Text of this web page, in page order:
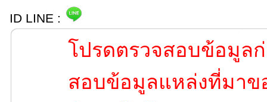
ID LINE :
โปรดตรวจสอบข้อมูล
สอบข้อมูลแหล่งที่มาข